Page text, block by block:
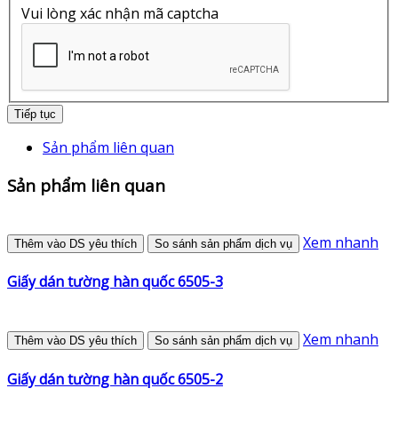
Vui lòng xác nhận mã captcha
Tiếp tục
Sản phẩm liên quan
Sản phẩm liên quan
Thêm vào DS yêu thích So sánh sản phẩm dịch vụ Xem nhanh
Giấy dán tường hàn quốc 6505-3
Thêm vào DS yêu thích So sánh sản phẩm dịch vụ Xem nhanh
Giấy dán tường hàn quốc 6505-2